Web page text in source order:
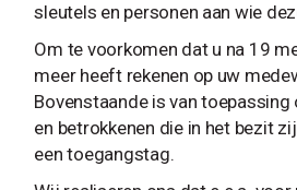
sleutels en personen aan wie
Om te voorkomen dat u na 19
meer heeft rekenen op uw
Bovenstaande is van toepassing
en betrokkenen die in het bezit
een toegangstag.